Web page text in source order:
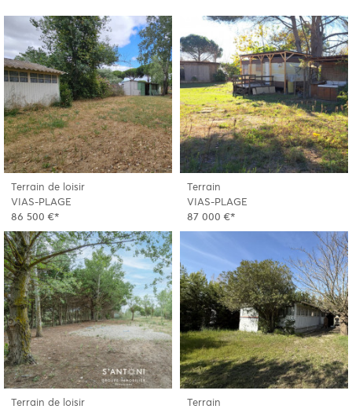
Terrain de loisir
VIAS-PLAGE
86 500 €*
Terrain
VIAS-PLAGE
87 000 €*
Terrain de loisir Terrain